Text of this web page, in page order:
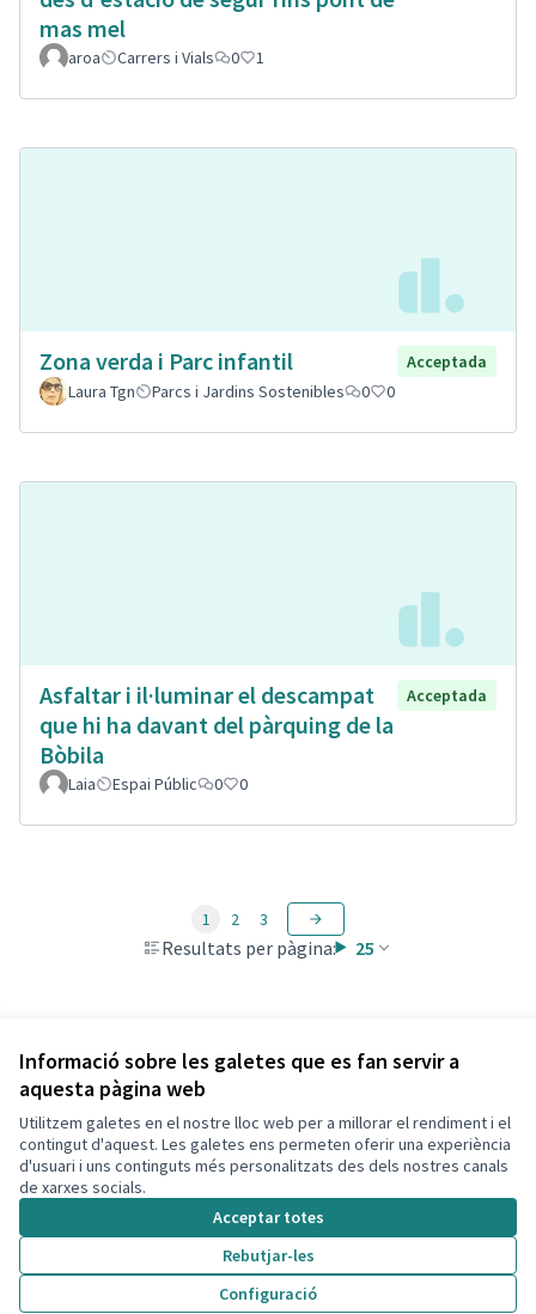
Informació sobre les galetes que es fan servir a
aquesta pàgina web
Utilitzem galetes en el nostre lloc web per a millorar el rendiment i el
contingut d'aquest. Les galetes ens permeten oferir una experiència
d'usuari i uns continguts més personalitzats des dels nostres canals
de xarxes socials.
Acceptar totes
Rebutjar-les
Configuració
mas mel
aroa Carrers i Vials 0 1
Zona verda i Parc infantil
Acceptada
Laura Tgn
Parcs i Jardins Sostenibles 0 0
Asfaltar i il·luminar el descampat
que hi ha davant del pàrquing de la
Bòbila
Acceptada
Laia Espai Públic 0 0
Resultats per pàgina: 25
1 2 3
Veure totes les propostes retirades
Termes i condicions d'ús
Configuració de les galetes
Decidim Calafell a X
(Enllaç extern)
Decidim Calafell a Facebook
Decidim Calafell a YouTube
Decidim Calafell a GitHub
(Enllaç extern)
Web creada ambprogramari lliure .
Amb
(Enllaç